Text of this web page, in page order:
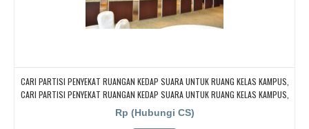
CARI PARTISI PENYEKAT RUANGAN KEDAP SUARA UNTUK RUANG KELAS KAMPUS,
CARI PARTISI PENYEKAT RUANGAN KEDAP SUARA UNTUK RUANG KELAS KAMPUS,
CARI PARTISI PENYEKAT RUANGAN KEDAP SUARA UNTUK RUANG KELAS KAMPUS,
CARI PARTISI PENYEKAT RUANGAN KEDAP SUARA UNTUK RUANG KELAS KAMPUS,
Rp (Hubungi CS)